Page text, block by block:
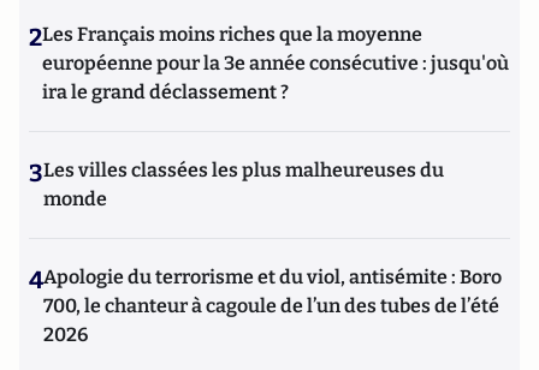
2Les Français moins riches que la moyenne
européenne pour la 3e année consécutive : jusqu'où
ira le grand déclassement ?
3Les villes classées les plus malheureuses du
monde
4Apologie du terrorisme et du viol, antisémite : Boro
700, le chanteur à cagoule de l’un des tubes de l’été
2026